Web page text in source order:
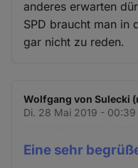
anderes erwarten
SPD braucht man in
gar nicht zu reden.
Wolfgang von Sulecki
Di. 28 Mai 2019 - 00:39
Eine sehr